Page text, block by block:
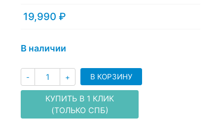
ratings
19,990 ₽
В наличии
- Количество
+ В КОРЗИНУ
КУПИТЬ В 1 КЛИК
(ТОЛЬКО СПБ)